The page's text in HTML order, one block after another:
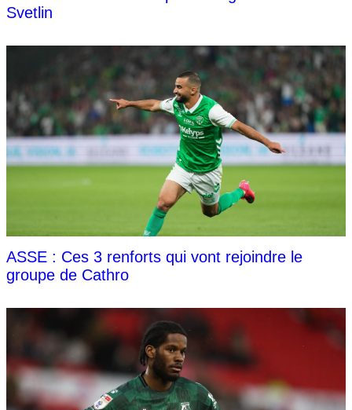
Svetlin
ASSE : Ces 3 renforts qui vont rejoindre le
groupe de Cathro